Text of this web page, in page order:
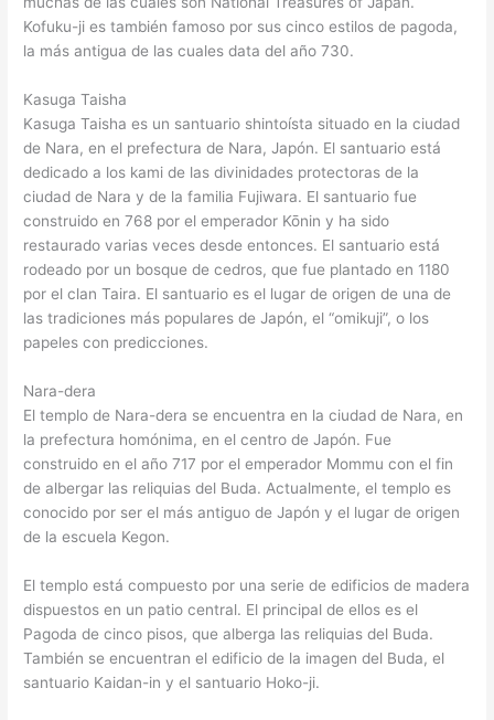
Kofuku-ji es también famoso por sus cinco estilos de pagoda,
la más antigua de las cuales data del año 730.
Kasuga Taisha
Kasuga Taisha es un santuario shintoísta situado en la ciudad
de Nara, en el prefectura de Nara, Japón. El santuario está
dedicado a los kami de las divinidades protectoras de la
ciudad de Nara y de la familia Fujiwara. El santuario fue
construido en 768 por el emperador Kōnin y ha sido
restaurado varias veces desde entonces. El santuario está
rodeado por un bosque de cedros, que fue plantado en 1180
por el clan Taira. El santuario es el lugar de origen de una de
las tradiciones más populares de Japón, el “omikuji”, o los
papeles con predicciones.
Nara-dera
El templo de Nara-dera se encuentra en la ciudad de Nara, en
la prefectura homónima, en el centro de Japón. Fue
construido en el año 717 por el emperador Mommu con el fin
de albergar las reliquias del Buda. Actualmente, el templo es
conocido por ser el más antiguo de Japón y el lugar de origen
de la escuela Kegon.
El templo está compuesto por una serie de edificios de madera
dispuestos en un patio central. El principal de ellos es el
Pagoda de cinco pisos, que alberga las reliquias del Buda.
También se encuentran el edificio de la imagen del Buda, el
santuario Kaidan-in y el santuario Hoko-ji.